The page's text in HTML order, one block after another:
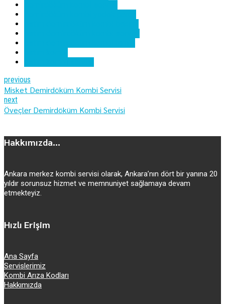
previous
Misket Demirdöküm Kombi Servisi
next
Öveçler Demirdöküm Kombi Servisi
Hakkımızda...
Ankara merkez kombi servisi olarak, Ankara’nın dört bir yanına 20
yıldır sorunsuz hizmet ve memnuniyet sağlamaya devam
etmekteyiz.
Hızlı Erişim
Ana Sayfa
Servislerimiz
Kombi Arıza Kodları
Hakkımızda